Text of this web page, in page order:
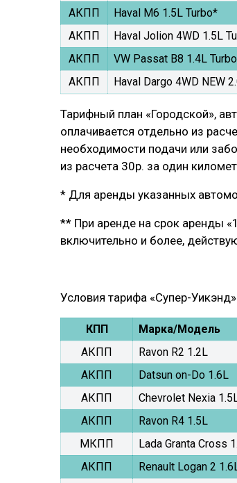
АКПП
Haval M6 1.5L Turbo*
АКПП
Haval Jolion 4WD 1.5L
АКПП
VW Passat B8 1.4L
АКПП
Haval Dargo 4WD NEW
Тарифный план «Городской»,
оплачивается отдельно из
необходимости подачи или
из расчета 30р. за один
* Для аренды указанных
** При аренде на срок аренды
включительно и более,
Условия тарифа «Супер-
КПП Марка/Модель
АКПП
Ravon R2 1.2L
АКПП
Datsun on-Do 1.6L
АКПП
Chevrolet Nexia
АКПП
Ravon R4 1.5L
МКПП
Lada Granta Cross
АКПП
Renault Logan 2